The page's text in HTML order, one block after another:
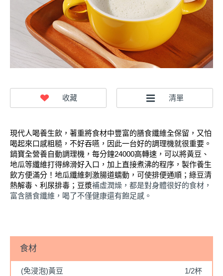
現代人喝養生飲，著重將食材中豐富的膳食纖維全保留，又怕
喝起來口感粗糙，不好吞嚥，因此一台好的調理機就很重要。
鍋寶全營養自動調理機，每分鐘24000高轉速，可以將黃豆、
地瓜等纖維打得綿滑好入口，加上直接煮沸的程序，製作養生
飲方便滿分！地瓜纖維刺激腸道蠕動，可使排便通順；綠豆清
熱解毒、利尿排毒；豆漿補虛潤燥，都是對身體很好的食材，
富含膳食纖維，喝了不僅健康還有飽足感。
食材
(免浸泡)黃豆 1/2杯